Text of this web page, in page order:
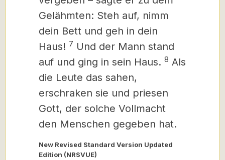
Gelähmten: Steh auf, nimm
dein Bett und geh in dein
Haus! 7 Und der Mann stand
auf und ging in sein Haus. 8 Als
die Leute das sahen,
erschraken sie und priesen
Gott, der solche Vollmacht
den Menschen gegeben hat.
New Revised Standard Version Updated
Edition (NRSVUE)